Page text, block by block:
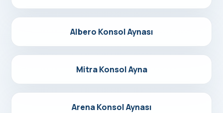
Detayları Gör
Albero Konsol Aynası
Detayları Gör
Mitra Konsol Ayna
Detayları Gör
Arena Konsol Aynası